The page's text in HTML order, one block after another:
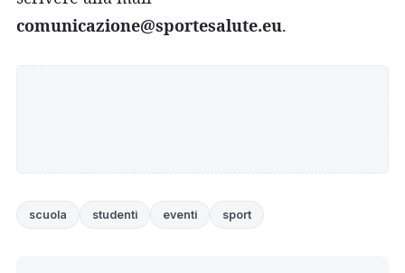
comunicazione@sportesalute.eu.
scuola studenti eventi sport